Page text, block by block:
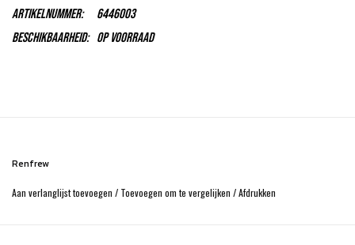
Artikelnummer:
6446003
Beschikbaarheid: Op voorraad
Renfrew
Aan verlanglijst toevoegen / Toevoegen om te vergelijken /Afdrukken